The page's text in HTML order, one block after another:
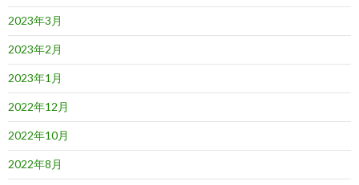
2023年3月
2023年2月
2023年1月
2022年12月
2022年10月
2022年8月